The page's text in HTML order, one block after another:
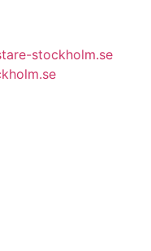
stockholm.se